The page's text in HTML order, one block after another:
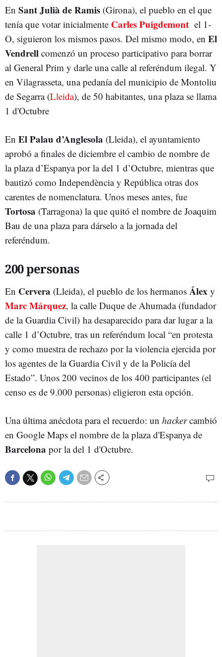
En Sant Julià de Ramis (Girona), el pueblo en el que
tenía que votar inicialmente Carles Puigdemont el 1-
O, siguieron los mismos pasos. Del mismo modo, en El
Vendrell comenzó un proceso participativo para borrar
al General Prim y darle una calle al referéndum ilegal. Y
en Vilagrasseta, una pedanía del municipio de Montoliu
de Segarra (Lleida), de 50 habitantes, una plaza se llama
1 d'Octubre
En El Palau d’Anglesola (Lleida), el ayuntamiento
aprobó a finales de diciembre el cambio de nombre de
la plaza d’Espanya por la del 1 d’Octubre, mientras que
bautizó como Independència y República otras dos
carentes de nomenclatura. Unos meses antes, fue
Tortosa (Tarragona) la que quitó el nombre de Joaquim
Bau de una plaza para dárselo a la jornada del
referéndum.
200 personas
En Cervera (Lleida), el pueblo de los hermanos Álex y
Marc Márquez, la calle Duque de Ahumada (fundador
de la Guardia Civil) ha desaparecido para dar lugar a la
calle 1 d’Octubre, tras un referéndum local “en protesta
y como muestra de rechazo por la violencia ejercida por
los agentes de la Guardia Civil y de la Policía del
Estado”. Unos 200 vecinos de los 400 participantes (el
censo es de 9.000 personas) eligieron esta opción.
Una última anécdota para el recuerdo: un hackercambió
en Google Maps el nombre de la plaza d'Espanya de
Barcelona por la del 1 d'Octubre.